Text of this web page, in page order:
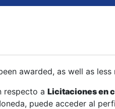
awarded, as well as
respecto a Licitaciones en
puede acceder al